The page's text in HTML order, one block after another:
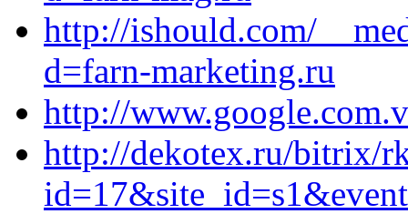
http://ishould.com/
d=farn-marketing.ru
http://
http://dekotex.ru/bitrix/